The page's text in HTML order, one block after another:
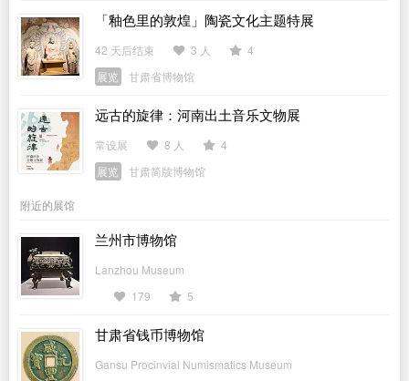
「釉色里的敦煌」陶瓷文化主题特展
42 天后结束 3 人
4
展览
甘肃省博物馆
远古的旋律：河南出土音乐文物展
常设展 8 人
4
展览
甘肃简牍博物馆
附近的展馆
兰州市博物馆
Lanzhou Museum
179
5
甘肃省钱币博物馆
Gansu Procinvial Numismatics Museum